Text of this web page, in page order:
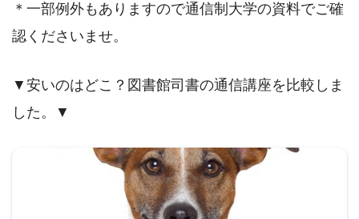
＊一部例外もありますので通信制大学の資料でご確
認くださいませ。
▼安いのはどこ？図書館司書の通信講座を比較しま
した。▼